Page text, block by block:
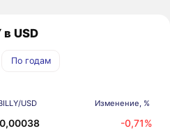
в USD
По годам
USD Изменение, %
0,00038 -0,71%